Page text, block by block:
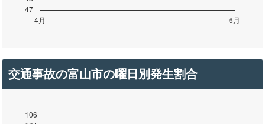
交通事故の富山市の曜日別発生割合